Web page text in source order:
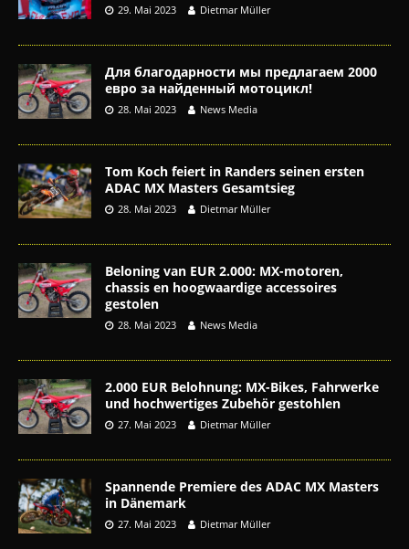
29. Mai 2023 Dietmar Müller
Для благодарности мы предлагаем 2000
евро за найденный мотоцикл!
28. Mai 2023 News Media
Tom Koch feiert in Randers seinen ersten
ADAC MX Masters Gesamtsieg
28. Mai 2023 Dietmar Müller
Beloning van EUR 2.000: MX-motoren,
chassis en hoogwaardige accessoires
gestolen
28. Mai 2023 News Media
2.000 EUR Belohnung: MX-Bikes, Fahrwerke
und hochwertiges Zubehör gestohlen
27. Mai 2023 Dietmar Müller
Spannende Premiere des ADAC MX Masters
in Dänemark
27. Mai 2023 Dietmar Müller